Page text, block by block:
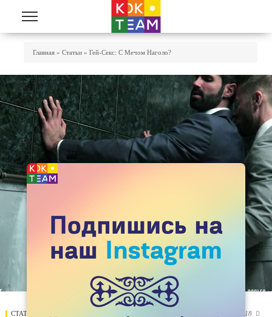
Перейти к основному содержанию
Главная » Статьи » Гей-Секс: С Мечом Наголо?
СТАТЬИ 9218 